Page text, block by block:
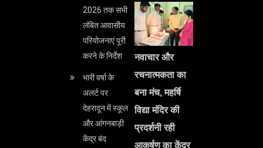
2026 तक सभी
लंबित आवासीय
परियोजनाएं पूरी
करने के निर्देश
भारी वर्षा के
अलर्ट पर
देहरादून में स्कूल
और आंगनबाड़ी
केंद्र बंद
नवाचार और
रचनात्मकता का
बना मंच, महर्षि
विद्या मंदिर की
प्रदर्शनी रही
आकर्षण का केंद्र